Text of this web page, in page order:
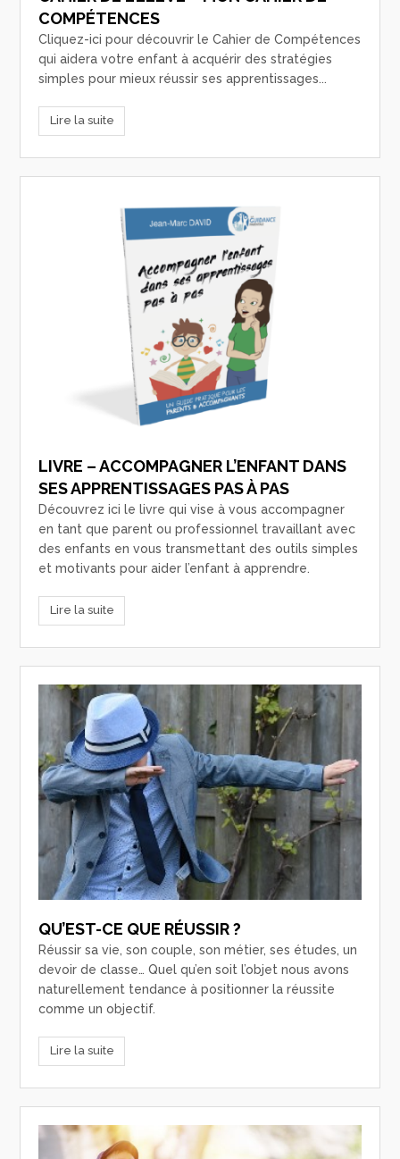
COMPÉTENCES
Cliquez-ici pour découvrir le Cahier de Compétences
qui aidera votre enfant à acquérir des stratégies
simples pour mieux réussir ses apprentissages...
Lire la suite
LIVRE – ACCOMPAGNER L’ENFANT DANS
SES APPRENTISSAGES PAS À PAS
Découvrez ici le livre qui vise à vous accompagner
en tant que parent ou professionnel travaillant avec
des enfants en vous transmettant des outils simples
et motivants pour aider l’enfant à apprendre.
Lire la suite
QU’EST-CE QUE RÉUSSIR ?
Réussir sa vie, son couple, son métier, ses études, un
devoir de classe… Quel qu’en soit l’objet nous avons
naturellement tendance à positionner la réussite
comme un objectif.
Lire la suite